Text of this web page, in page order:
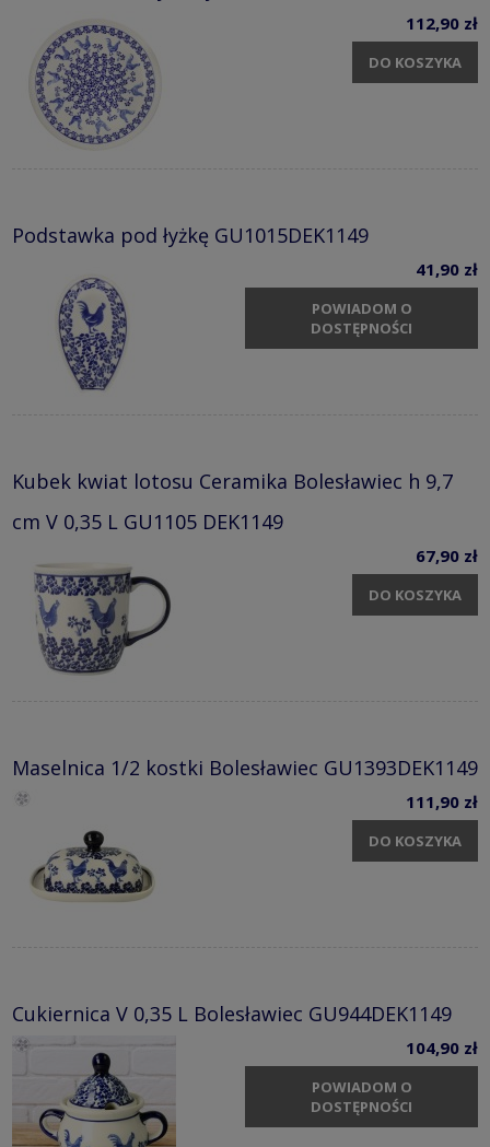
112,90 zł
DO KOSZYKA
Podstawka pod łyżkę GU1015DEK1149
41,90 zł
POWIADOM O
DOSTĘPNOŚCI
Kubek kwiat lotosu Ceramika Bolesławiec h 9,7
cm V 0,35 L GU1105 DEK1149
67,90 zł
DO KOSZYKA
Maselnica 1/2 kostki Bolesławiec GU1393DEK1149
111,90 zł
DO KOSZYKA
Cukiernica V 0,35 L Bolesławiec GU944DEK1149
104,90 zł
POWIADOM O
DOSTĘPNOŚCI